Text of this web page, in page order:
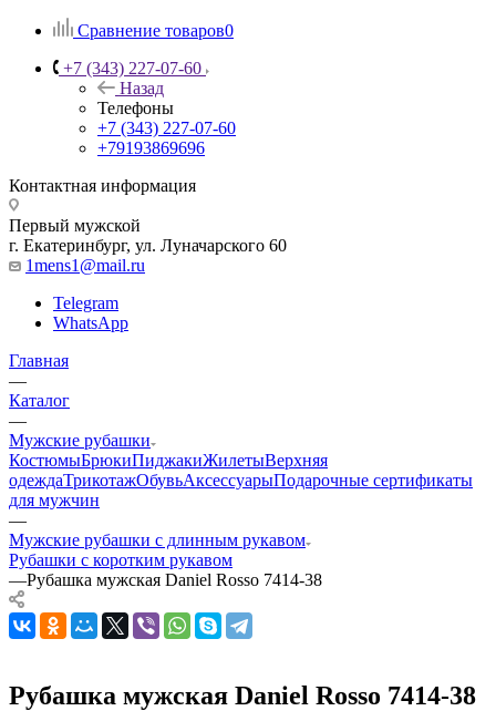
Сравнение товаров0
+7 (343) 227-07-60
Назад
Телефоны
+7 (343) 227-07-60
+79193869696
Контактная информация
Первый мужской
г. Екатеринбург, ул. Луначарского 60
1mens1@mail.ru
Telegram
WhatsApp
Главная
—
Каталог
—
Мужские рубашки
КостюмыБрюкиПиджакиЖилетыВерхняя
одеждаТрикотажОбувьАксессуарыПодарочные сертификаты
для мужчин
—
Мужские рубашки с длинным рукавом
Рубашки с коротким рукавом
—Рубашка мужская Daniel Rosso 7414-38
Рубашка мужская Daniel Rosso 7414-38